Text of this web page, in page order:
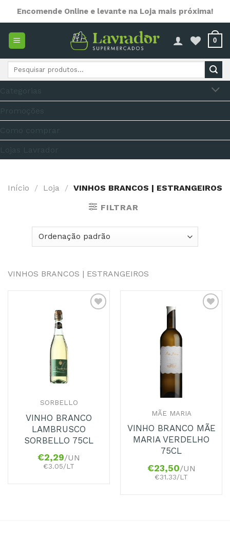
content
Encomende Online e levante na Loja mais próxima!
0
Pesquisar
Início / Loja / VINHOS BRANCOS | ESTRANGEIROS
FILTRAR
VINHOS BRANCOS | ESTRANGEIROS
SORBELLO
VINHO BRANCO
LAMBRUSCO
SORBELLO 75CL
€2,29/UN
€3.05/LT
MÃE MARIA
VINHO BRANCO MÃE
MARIA VERDELHO
75CL
€23,50/UN
€31.33/LT